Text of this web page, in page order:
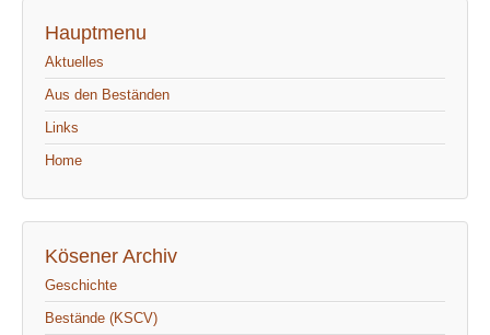
Hauptmenu
Aktuelles
Aus den Beständen
Links
Home
Kösener Archiv
Geschichte
Bestände (KSCV)